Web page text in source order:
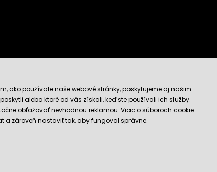
ako používate naše webové stránky, poskytujeme aj našim
alebo ktoré od vás získali, keď ste používali ich služby.
obťažovať nevhodnou reklamou. Viac o súboroch cookie
a zároveň nastaviť tak, aby fungoval správne.